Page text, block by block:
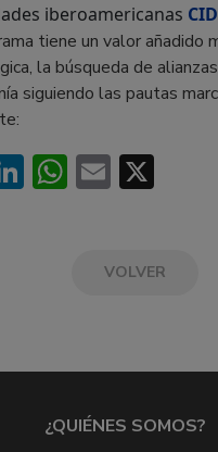
iberoamericanas
tiene un valor añadido
la búsqueda de
siguiendo las pautas
LinkedIn
Email
VOLVER
¿QUIÉNES SOMOS?